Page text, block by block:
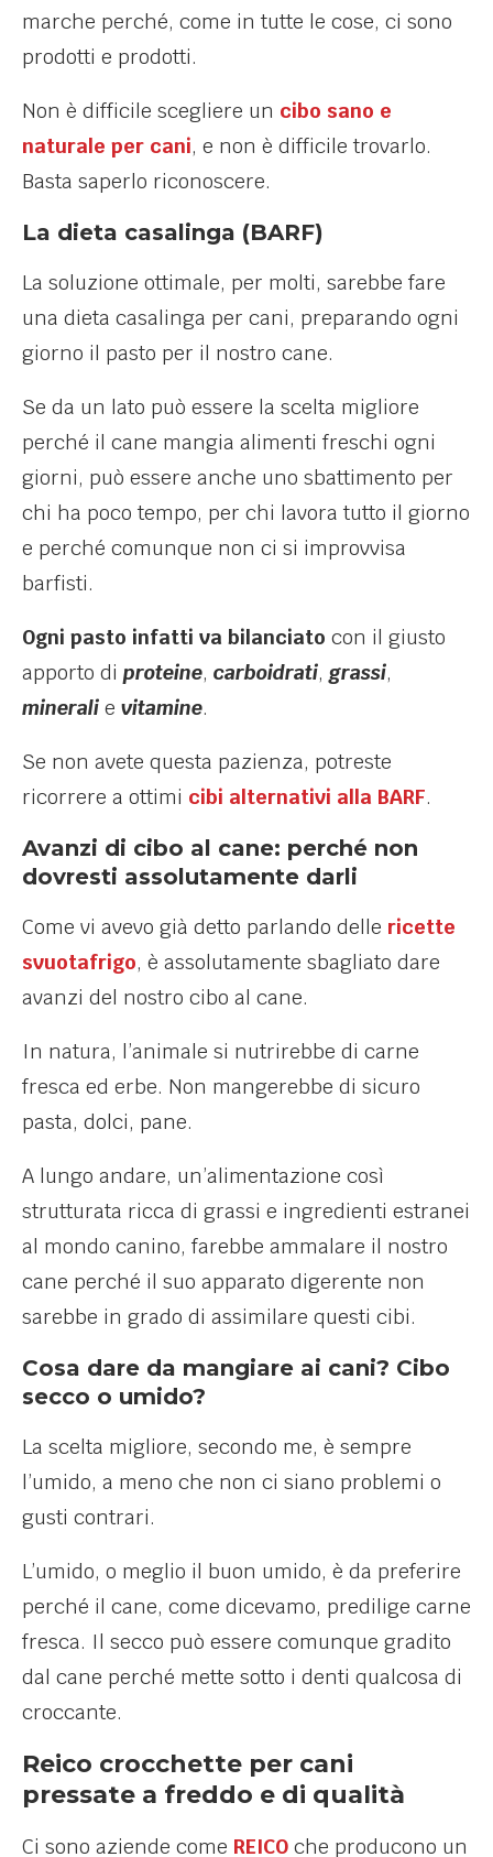
marche perché, come in tutte le cose, ci sono
prodotti e prodotti.
Non è difficile scegliere un cibo sano e
naturale per cani, e non è difficile trovarlo.
Basta saperlo riconoscere.
La dieta casalinga (BARF)
La soluzione ottimale, per molti, sarebbe fare
una dieta casalinga per cani, preparando ogni
giorno il pasto per il nostro cane.
Se da un lato può essere la scelta migliore
perché il cane mangia alimenti freschi ogni
giorni, può essere anche uno sbattimento per
chi ha poco tempo, per chi lavora tutto il giorno
e perché comunque non ci si improvvisa
barfisti.
Ogni pasto infatti va bilanciato con il giusto
apporto di proteine, carboidrati, grassi,
minerali e vitamine.
Se non avete questa pazienza, potreste
ricorrere a ottimi cibi alternativi alla BARF.
Avanzi di cibo al cane: perché non
dovresti assolutamente darli
Come vi avevo già detto parlando delle ricette
svuotafrigo, è assolutamente sbagliato dare
avanzi del nostro cibo al cane.
In natura, l’animale si nutrirebbe di carne
fresca ed erbe. Non mangerebbe di sicuro
pasta, dolci, pane.
A lungo andare, un’alimentazione così
strutturata ricca di grassi e ingredienti estranei
al mondo canino, farebbe ammalare il nostro
cane perché il suo apparato digerente non
sarebbe in grado di assimilare questi cibi.
Cosa dare da mangiare ai cani? Cibo
secco o umido?
La scelta migliore, secondo me, è sempre
l’umido, a meno che non ci siano problemi o
gusti contrari.
L’umido, o meglio il buon umido, è da preferire
perché il cane, come dicevamo, predilige carne
fresca. Il secco può essere comunque gradito
dal cane perché mette sotto i denti qualcosa di
croccante.
Reico crocchette per cani
pressate a freddo e di qualità
Ci sono aziende come REICO che producono un